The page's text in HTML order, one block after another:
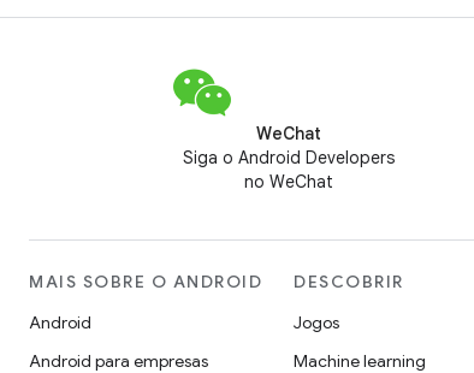
WeChat
Siga o Android Developers
no WeChat
MAIS SOBRE O ANDROID
Android
Android para empresas
DESCOBRIR
Jogos
Machine learning